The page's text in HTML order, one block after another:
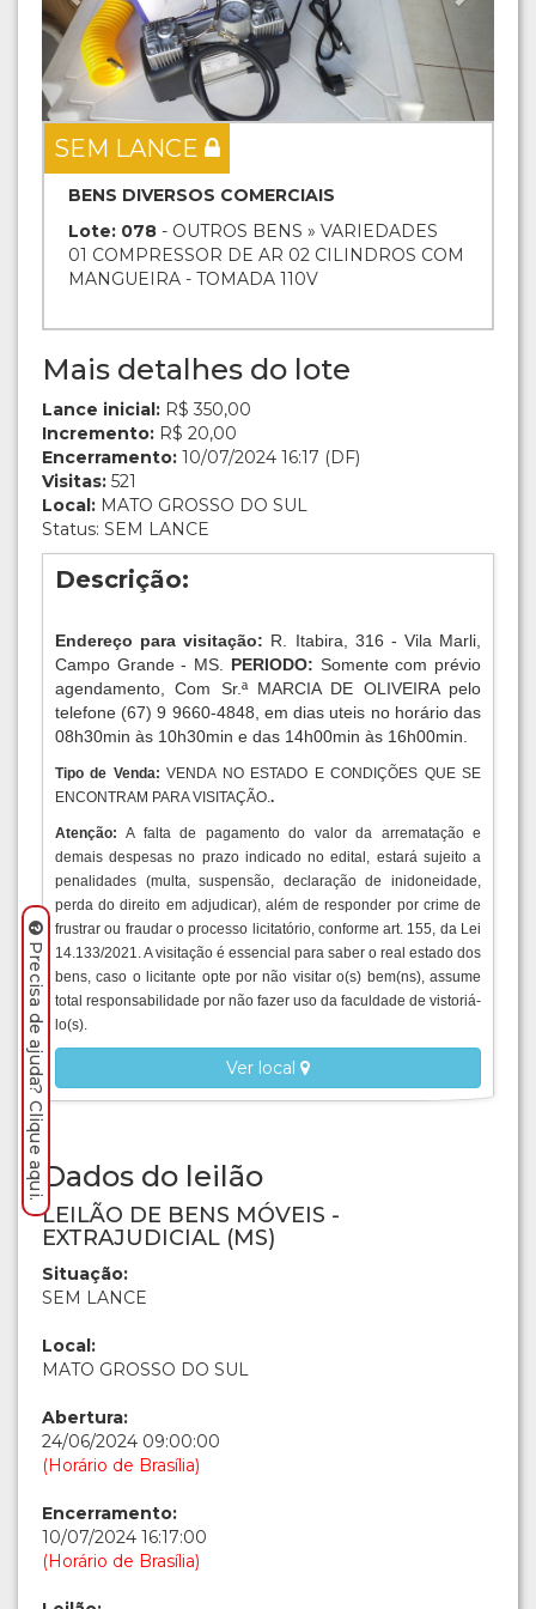
SEM LANCE
BENS DIVERSOS COMERCIAIS
Lote: 078 - OUTROS BENS » VARIEDADES
01 COMPRESSOR DE AR 02 CILINDROS COM
MANGUEIRA - TOMADA 110V
Mais detalhes do lote
Lance inicial: R$ 350,00
Incremento: R$ 20,00
Encerramento: 10/07/2024 16:17 (DF)
Visitas: 521
Local: MATO GROSSO DO SUL
Status: SEM LANCE
Descrição:
Endereço para visitação: R. Itabira, 316 - Vila Marli,
Campo Grande - MS. PERIODO: Somente com prévio
agendamento, Com Sr.ª MARCIA DE OLIVEIRA pelo
telefone (67) 9 9660-4848, em dias uteis no horário das
08h30min às 10h30min e das 14h00min às 16h00min.
Tipo de Venda:VENDA NO ESTADO E CONDIÇÕES QUE SE
ENCONTRAM PARA VISITAÇÃO..
Atenção:A falta de pagamento do valor da arrematação e
demais despesas no prazo indicado no edital, estará sujeito a
penalidades (multa, suspensão, declaração de inidoneidade,
perda do direito em adjudicar), além de responder por crime de
frustrar ou fraudar o processo licitatório, conforme art. 155, da Lei
14.133/2021. A visitação é essencial para saber o real estado dos
bens, caso o licitante opte por não visitar o(s) bem(ns), assume
total responsabilidade por não fazer uso da faculdade de vistoriá-
lo(s).
Ver local
Dados do leilão
LEILÃO DE BENS MÓVEIS -
EXTRAJUDICIAL (MS)
Situação:
SEM LANCE
Local:
MATO GROSSO DO SUL
Abertura:
24/06/2024 09:00:00
(Horário de Brasília)
Encerramento:
10/07/2024 16:17:00
(Horário de Brasília)
Precisa de ajuda? Clique aqui.